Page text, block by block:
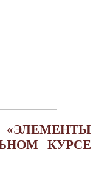
«ЭЛЕМЕНТЫ
КУРСЕ